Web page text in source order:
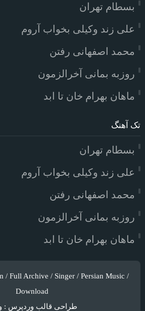
بسطام تهران
علی زند وکیلی بخواب آروم
محمد اصفهانی رفتن
روزبه بمانی آخرالزمون
ماهان بهرام خان تا ابد
تک آهنگ
بسطام تهران
علی زند وکیلی بخواب آروم
محمد اصفهانی رفتن
روزبه بمانی آخرالزمون
ماهان بهرام خان تا ابد
/ Full Archive / Singer / Persian Music /
Download
طراحی قالب وردپرس :